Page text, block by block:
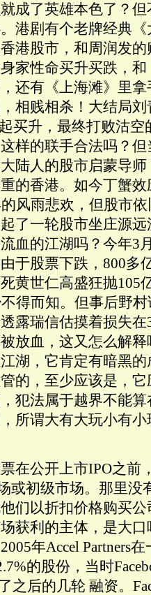
成了英雄本色了？
港剧有个老牌经典
港股市，和周润发
家性命买升买跌，
还有《上海滩》里
相贱相杀！大结局
买升，最终打败沽
样的联手合法吗？
陆人的股市启蒙导
的香港。如今丁蟹
风雨悲欢，但股市
了一轮股市坐庄源
血的江湖吗？今年3
由于股票下跌，800多
黄世仁高盛狂抛105
得而知。但事后野
露瑞信估摸着损失
放血，这又怎么解
湖，它肯定有暗黑
的，至少应该是，
犯法属于越界不能
所谓大有大玩小有
在公开上市IPO之前
或初级市场。那里没
们以折扣价格购买
获利的主体，是大
年Accel Partners
的股份，当时
之后的几轮 融资。